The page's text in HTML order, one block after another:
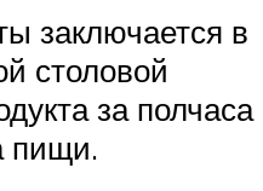
заключается в
столовой
за полчаса
пищи.